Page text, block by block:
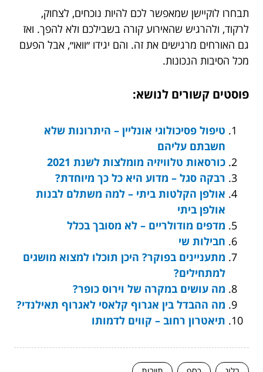
תבחרו לוקיישן שמאפשר לכם להיות נוכחים, לצחוק,
לרקוד, ולהרגיש שהאירוע קורה בשבילכם ולא להפך. ואז
גם האורחים מרגישים את זה. והם יגידו ״וואו״, אבל הפעם
מכל הסיבות הנכונות.
פוסטים קשורים לנושא:
טיפול פסיכולוגי אונליין – היתרונות שלא
חשבתם עליהם
כורסאות טלוויזיה מומלצות לשנת 2021
רבקה סגל – מדוע היא כל כך מיוחדת?
אולפן הקלטות ביתי – למה משתלם לבנות
אולפן ביתי
מדפים מודולריים – לא מסובך בכלל
חבילות שי
מתעניינים בפוקר? היכן תוכלו למצוא מושגים
למתחילים?
מה עושים במקרה של וירוס כופר?
מה ההבדל בין אגרוף קלאסי לאגרוף תאילנדי?
תיאטרון רחוב – קווים לדמותו